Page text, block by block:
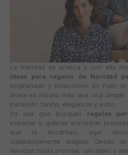
La Navidad se acerca y con ella
ideas para regalos de Navidad
sorprendan y emocionen. En Polín et
moda es mucho más que una
transmitir cariño, elegancia y estilo.
Ya sea que busques regalos
especial o quieras encontrar
que te encanten, aquí
cuidadosamente elegida. Desde
Navidad hasta prendas versátiles y